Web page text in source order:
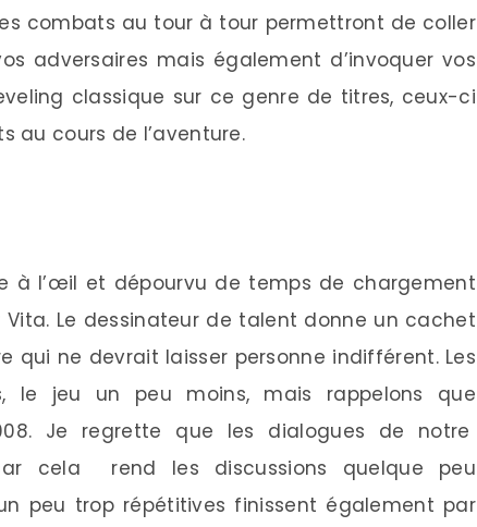
combats au tour à tour permettront de coller
adversaires mais également d’invoquer vos
classique sur ce genre de titres, ceux-ci
au cours de l’aventure.
à l’œil et dépourvu de temps de chargement
Le dessinateur de talent donne un cachet
qui ne devrait laisser personne indifférent. Les
le jeu un peu moins, mais rappelons que
Je regrette que les dialogues de notre
cela rend les discussions quelque peu
peu trop répétitives finissent également par